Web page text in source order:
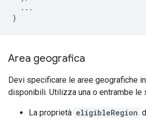
...
}
Area geografica
Devi specificare le aree geografiche
disponibili. Utilizza una o entrambe le
La proprietà eligibleRegion